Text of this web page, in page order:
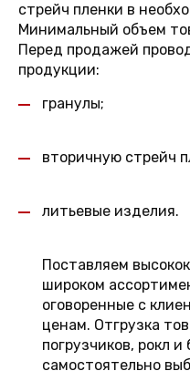
стрейч пленки в
Минимальный объем
Перед продажей
продукции:
гранулы;
вторичную стрейч
литьевые изделия.
Поставляем
широком
оговоренные с
ценам. Отгрузка
погрузчиков, рокл
самостоятельно